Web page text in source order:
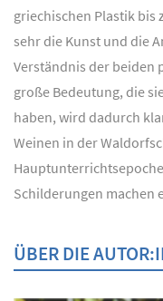
griechischen Plastik bis
sehr die Kunst und die
Verständnis der beiden
große Bedeutung, die
haben, wird dadurch
Weinen in der
Schilderungen machen
ÜBER DIE